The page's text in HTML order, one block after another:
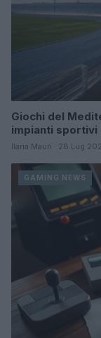
Giochi del
impianti sportivi
Ilaria Mauri · 28 Lug
GAMING NEWS